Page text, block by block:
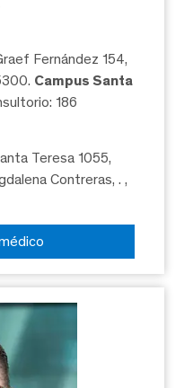
Fernández 154,
Campus Santa
186
Teresa 1055,
Contreras, .,